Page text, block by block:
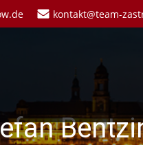
kontakt@team-